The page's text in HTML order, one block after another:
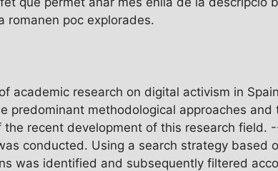
romanen poc explorades.
academic research on digital activism in
predominant methodological approaches
recent development of this research field.
conducted. Using a search strategy based
was identified and subsequently filtered